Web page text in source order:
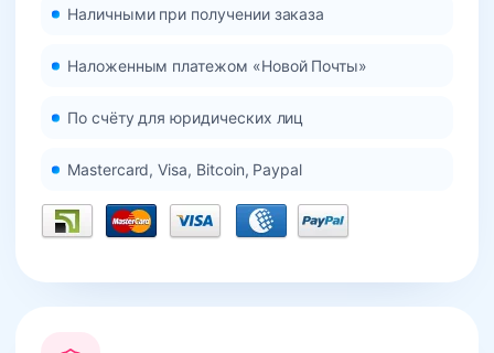
Наличными при получении заказа
Наложенным платежом «Новой Почты»
По счёту для юридических лиц
Mastercard, Visa, Bitcoin, Paypal